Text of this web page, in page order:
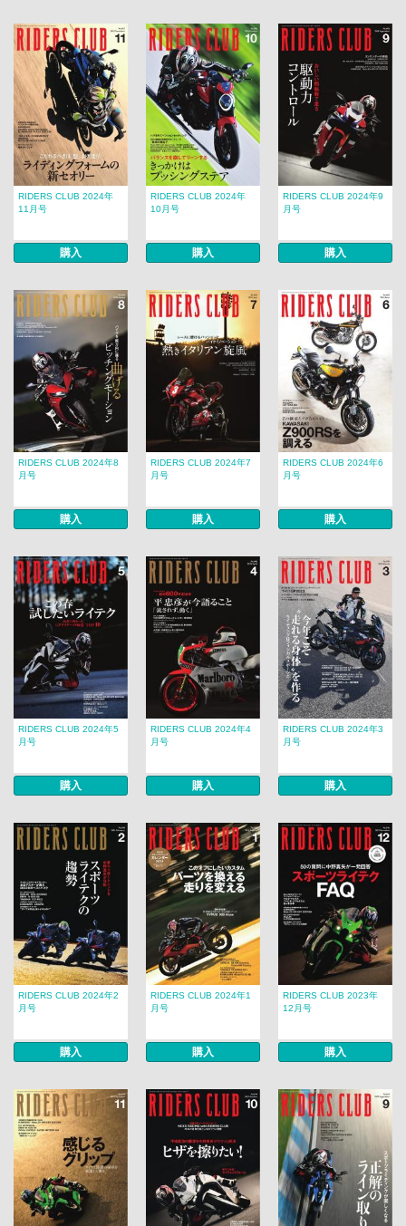
RIDERS CLUB 2024年
11月号
購入
RIDERS CLUB 2024年
10月号
購入
RIDERS CLUB 2024年9
月号
購入
RIDERS CLUB 2024年8
月号
購入
RIDERS CLUB 2024年7
月号
購入
RIDERS CLUB 2024年6
月号
購入
RIDERS CLUB 2024年5
月号
購入
RIDERS CLUB 2024年4
月号
購入
RIDERS CLUB 2024年3
月号
購入
RIDERS CLUB 2024年2
月号
購入
RIDERS CLUB 2024年1
月号
購入
RIDERS CLUB 2023年
12月号
購入